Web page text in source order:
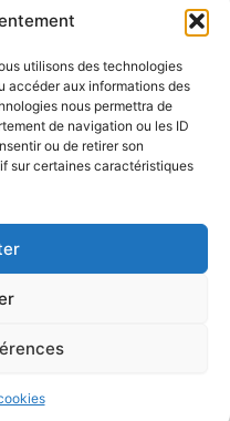
utilisons des technologies
accéder aux informations des
nous permettra de
de navigation ou les ID
ou de retirer son
sur certaines caractéristiques
par